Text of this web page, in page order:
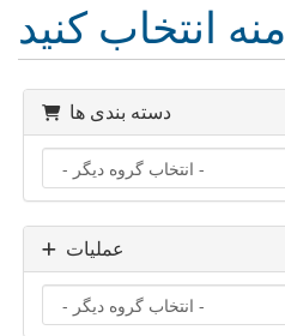
دسته بندی ها
عملیات